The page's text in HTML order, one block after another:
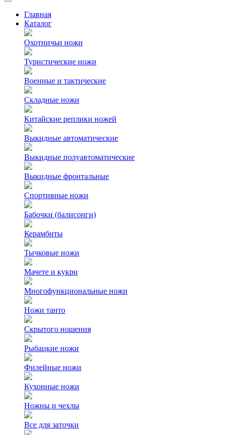
Главная
Каталог
Охотничьи ножи
Туристические ножи
Военные и тактические
Складные ножи
Китайские реплики ножей
Выкидные автоматические
Выкидные полуавтоматические
Выкидные фронтальные
Спортивные ножи
Бабочки (балисонги)
Керамбиты
Тычковые ножи
Мачете и кукри
Многофункциональные ножи
Ножи танто
Скрытого ношения
Рыбацкие ножи
Филейные ножи
Кухонные ножи
Ножны и чехлы
Все для заточки